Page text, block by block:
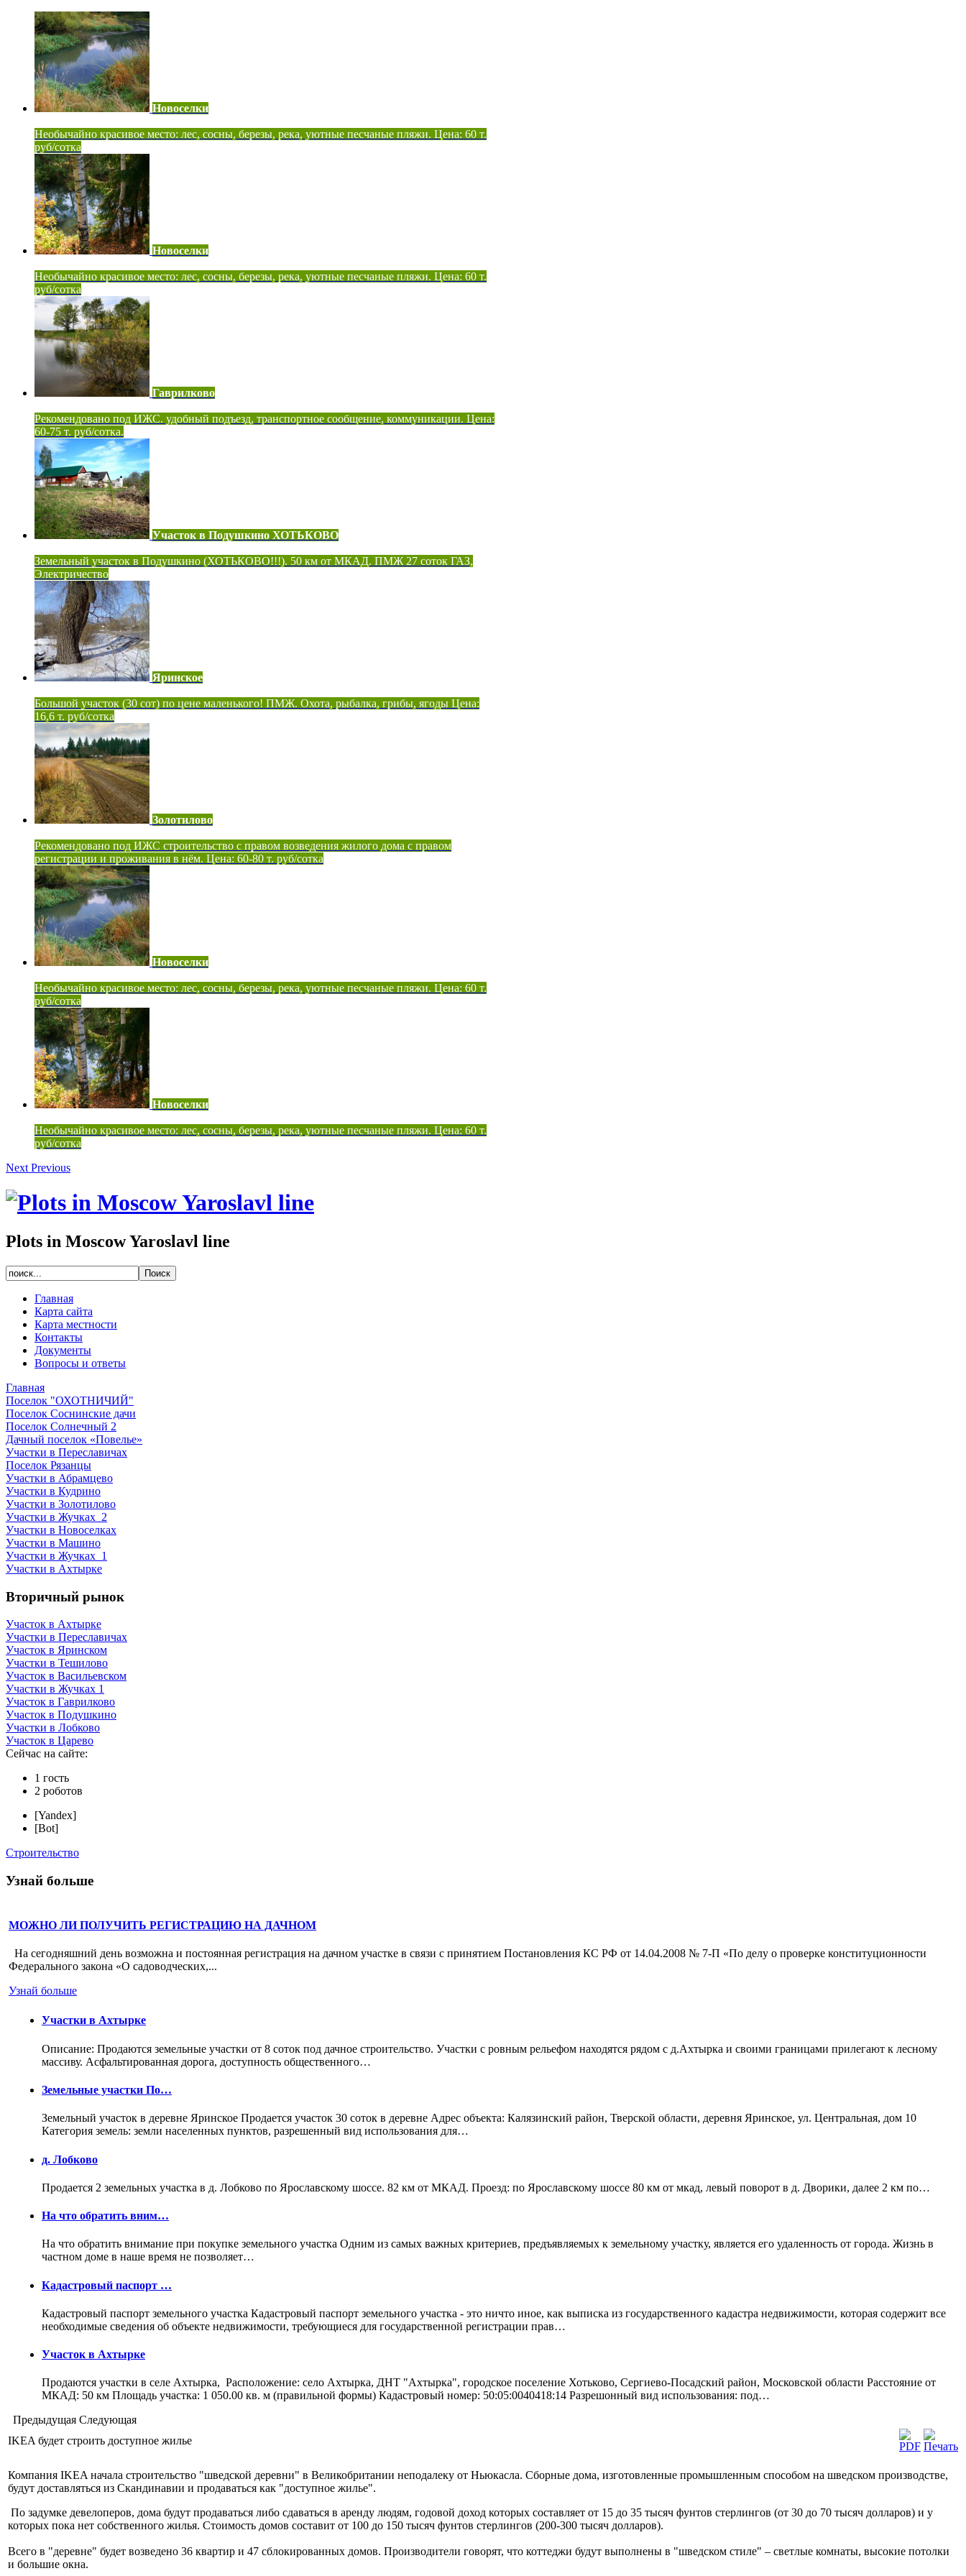
Новоселки
Необычайно красивое место: лес, сосны, березы, река, уютные песчаные пляжи. Цена: 60 т.
руб/сотка
Новоселки
Необычайно красивое место: лес, сосны, березы, река, уютные песчаные пляжи. Цена: 60 т.
руб/сотка
Гаврилково
Рекомендовано под ИЖС. удобный подъезд, транспортное сообщение, коммуникации. Цена:
60-75 т. руб/сотка.
Участок в Подушкино ХОТЬКОВО
Земельный участок в Подушкино (ХОТЬКОВО!!!). 50 км от МКАД. ПМЖ 27 соток ГАЗ,
Электричество
Яринское
Большой участок (30 сот) по цене маленького! ПМЖ. Охота, рыбалка, грибы, ягоды Цена:
16,6 т. руб/сотка
Золотилово
Рекомендовано под ИЖС строительство с правом возведения жилого дома с правом
регистрации и проживания в нём. Цена: 60-80 т. руб/сотка
Новоселки
Необычайно красивое место: лес, сосны, березы, река, уютные песчаные пляжи. Цена: 60 т.
руб/сотка
Новоселки
Необычайно красивое место: лес, сосны, березы, река, уютные песчаные пляжи. Цена: 60 т.
руб/сотка
Next Previous
Plots in Moscow Yaroslavl line
Главная
Карта сайта
Карта местности
Контакты
Документы
Вопросы и ответы
Главная
Поселок "ОХОТНИЧИЙ"
Поселок Соснинские дачи
Поселок Солнечный 2
Дачный поселок «Повелье»
Участки в Переславичах
Поселок Рязанцы
Участки в Абрамцево
Участки в Кудрино
Участки в Золотилово
Участки в Жучках_2
Участки в Новоселках
Участки в Машино
Участки в Жучках_1
Участки в Ахтырке
Вторичный рынок
Участок в Ахтырке
Участки в Переславичах
Участок в Яринском
Участки в Тешилово
Участок в Васильевском
Участки в Жучках 1
Участок в Гаврилково
Участок в Подушкино
Участки в Лобково
Участок в Царево
Сейчас на сайте:
1 гость
2 роботов
[Yandex]
[Bot]
Строительство
Узнай больше
МОЖНО ЛИ ПОЛУЧИТЬ РЕГИСТРАЦИЮ НА ДАЧНОМ
На сегодняшний день возможна и постоянная регистрация на дачном участке в связи с принятием Постановления КС РФ от 14.04.2008 № 7-П «По делу о проверке конституционности
Федерального закона «О садоводческих,...
Узнай больше
Участки в Ахтырке
Описание: Продаются земельные участки от 8 соток под дачное строительство. Участки с ровным рельефом находятся рядом с д.Ахтырка и своими границами прилегают к лесному
массиву. Асфальтированная дорога, доступность общественного…
Земельные участки По…
Земельный участок в деревне Яринское Продается участок 30 соток в деревне Адрес объекта: Калязинский район, Тверской области, деревня Яринское, ул. Центральная, дом 10
Категория земель: земли населенных пунктов, разрешенный вид использования для…
д. Лобково
Продается 2 земельных участка в д. Лобково по Ярославскому шоссе. 82 км от МКАД. Проезд: по Ярославскому шоссе 80 км от мкад, левый поворот в д. Дворики, далее 2 км по…
На что обратить вним…
На что обратить внимание при покупке земельного участка Одним из самых важных критериев, предъявляемых к земельному участку, является его удаленность от города. Жизнь в
частном доме в наше время не позволяет…
Кадастровый паспорт …
Кадастровый паспорт земельного участка Кадастровый паспорт земельного участка - это ничто иное, как выписка из государственного кадастра недвижимости, которая содержит все
необходимые сведения об объекте недвижимости, требующиеся для государственной регистрации прав…
Участок в Ахтырке
Продаются участки в селе Ахтырка, Расположение: село Ахтырка, ДНТ "Ахтырка", городское поселение Хотьково, Сергиево-Посадский район, Московской области Расстояние от
МКАД: 50 км Площадь участка: 1 050.00 кв. м (правильной формы) Кадастровый номер: 50:05:0040418:14 Разрешонный вид использования: под…
Предыдущая Следующая
IKEA будет строить доступное жилье
Компания IKEA начала строительство "шведской деревни" в Великобритании неподалеку от Ньюкасла. Сборные дома, изготовленные промышленным способом на шведском производстве,
будут доставляться из Скандинавии и продаваться как "доступное жилье".
По задумке девелоперов, дома будут продаваться либо сдаваться в аренду людям, годовой доход которых составляет от 15 до 35 тысяч фунтов стерлингов (от 30 до 70 тысяч долларов) и у
которых пока нет собственного жилья. Стоимость домов составит от 100 до 150 тысяч фунтов стерлингов (200-300 тысяч долларов).
Всего в "деревне" будет возведено 36 квартир и 47 сблокированных домов. Производители говорят, что коттеджи будут выполнены в "шведском стиле" – светлые комнаты, высокие потолки
и большие окна.